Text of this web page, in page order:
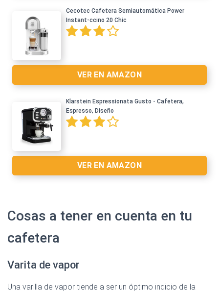
Cecotec Cafetera Semiautomática Power
Instant-ccino 20 Chic
VER EN AMAZON
Klarstein Espressionata Gusto - Cafetera,
Espresso, Diseño
VER EN AMAZON
Cosas a tener en cuenta en tu
cafetera
Varita de vapor
Una varilla de vapor tiende a ser un óptimo indicio de la